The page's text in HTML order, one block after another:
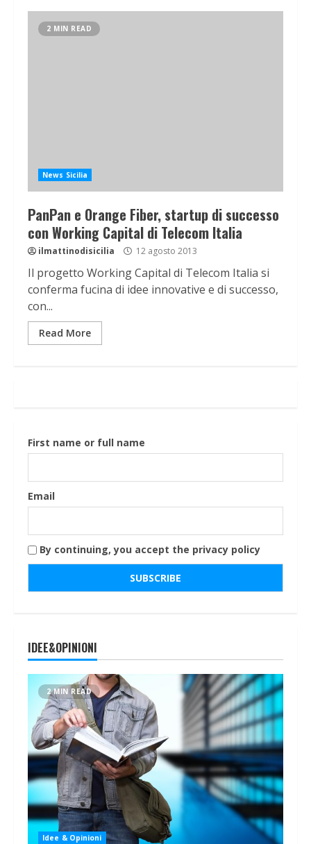
2 MIN READ
News Sicilia
PanPan e Orange Fiber, startup di successo
con Working Capital di Telecom Italia
ilmattinodisicilia 12 agosto 2013
Il progetto Working Capital di Telecom Italia si
conferma fucina di idee innovative e di successo,
con...
Read More
First name or full name
Email
By continuing, you accept the privacy policy
IDEE&OPINIONI
2 MIN READ
Idee & Opinioni